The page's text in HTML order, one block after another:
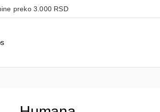
preko 3.000 RSD